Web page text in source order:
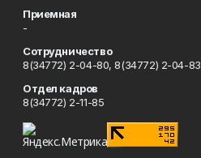
Приемная
-
Сотрудничество
8(34772) 2-04-80, 8(34772) 2-04-83
Отдел кадров
8(34772) 2-11-85